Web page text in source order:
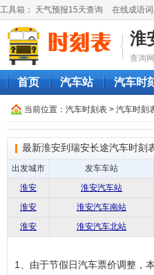
工具箱： 天气预报15天查询 在线成语
淮
查询
首页 汽车站 汽车时
当前位置： 汽车时刻表 > 汽车时刻
最新淮安到瑞安长途汽车时刻
出发城市 发车车站
淮安
淮安汽车站
淮安
淮安汽车南站
淮安
淮安汽车北站
1、由于节假日汽车票价调整，